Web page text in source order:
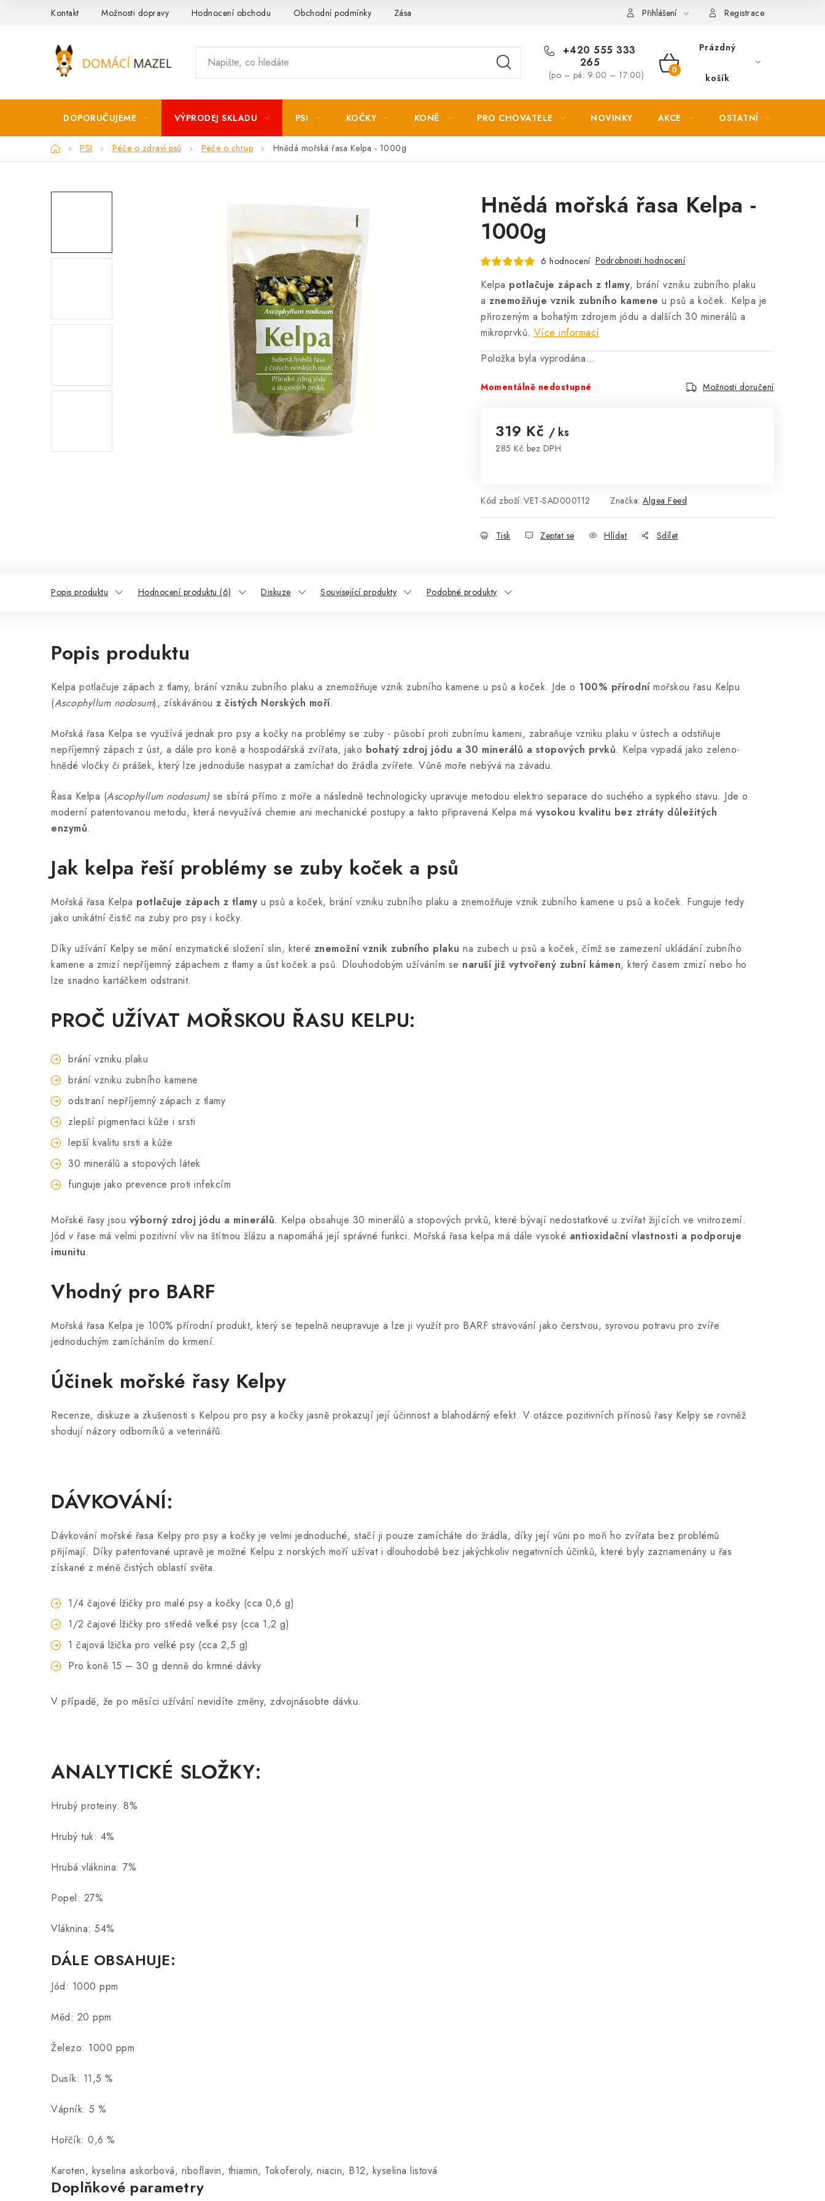
Kontakt Možnosti dopravy Hodnocení obchodu Obchodní podmínky Zásady zpracování osobních údajů Přihlášení Registrace
+420 555 333
265
(po – pá: 9:00 – 17:00)
NÁKUPNÍ
Prázdný
košík
DOPORUČUJEME VÝPRODEJ SKLADU PSI KOČKY KONĚ PRO CHOVATELE NOVINKY AKCE OSTATNÍ
DomůPSI Péče o zdraví psů Péče o chrup Hnědá mořská řasa Kelpa - 1000g
Hnědá mořská řasa Kelpa -
1000g
6 hodnocení Podrobnosti hodnocení
Kelpa potlačuje zápach z tlamy, brání vzniku zubního plaku
a znemožňuje vznik zubního kamene u psů a koček. Kelpa je
přirozeným a bohatým zdrojem jódu a dalších 30 minerálů a
mikroprvků. Více informací
Položka byla vyprodána…
Momentálně nedostupné Možnosti doručení
319 Kč / ks
285 Kč bez DPH
Kód zboží: VET-SAD000112 Značka: Algea Feed
Tisk Zeptat se Hlídat Sdílet
Popis produktu Hodnocení produktu (6) Diskuze Související produkty Podobné produkty
Popis produktu
Kelpa potlačuje zápach z tlamy, brání vzniku zubního plaku a znemožňuje vznik zubního kamene u psů a koček. Jde o 100% přírodní mořskou řasu Kelpu
(Ascophyllum nodosum), získávánou z čistých Norských moří.
Mořská řasa Kelpa se využívá jednak pro psy a kočky na problémy se zuby - působí proti zubnímu kameni, zabraňuje vzniku plaku v ústech a odstiňuje
nepříjemný zápach z úst, a dále pro koně a hospodářská zvířata, jako bohatý zdroj jódu a 30 minerálů a stopových prvků. Kelpa vypadá jako zeleno-
hnědé vločky či prášek, který lze jednoduše nasypat a zamíchat do žrádla zvířete. Vůně moře nebývá na závadu.
Řasa Kelpa (Ascophyllum nodosum)se sbírá přímo z moře a následně technologicky upravuje metodou elektro separace do suchého a sypkého stavu. Jde o
moderní patentovanou metodu, která nevyužívá chemie ani mechanické postupy a takto připravená Kelpa má vysokou kvalitu bez ztráty důležitých
enzymů.
Jak kelpa řeší problémy se zuby koček a psů
Mořská řasa Kelpa potlačuje zápach z tlamy u psů a koček, brání vzniku zubního plaku a znemožňuje vznik zubního kamene u psů a koček. Funguje tedy
jako unikátní čistič na zuby pro psy i kočky.
Díky užívání Kelpy se mění enzymatické složení slin, které znemožní vznik zubního plaku na zubech u psů a koček, čímž se zamezení ukládání zubního
kamene a zmizí nepříjemný zápachem z tlamy a úst koček a psů. Dlouhodobým užíváním se naruší již vytvořený zubní kámen, který časem zmizí nebo ho
lze snadno kartáčkem odstranit.
PROČ UŽÍVAT MOŘSKOU ŘASU KELPU:
brání vzniku plaku
brání vzniku zubního kamene
odstraní nepříjemný zápach z tlamy
zlepší pigmentaci kůže i srsti
lepší kvalitu srsti a kůže
30 minerálů a stopových látek
funguje jako prevence proti infekcím
Mořské řasy jsou výborný zdroj jódu a minerálů. Kelpa obsahuje 30 minerálů a stopových prvků, které bývají nedostatkové u zvířat žijících ve vnitrozemí.
Jód v řase má velmi pozitivní vliv na štítnou žlázu a napomáhá její správné funkci. Mořská řasa kelpa má dále vysoké antioxidační vlastnosti a podporuje
imunitu.
Vhodný pro BARF
Mořská řasa Kelpa je 100% přírodní produkt, který se tepelně neupravuje a lze ji využít pro BARF stravování jako čerstvou, syrovou potravu pro zvíře
jednoduchým zamícháním do krmení.
Účinek mořské řasy Kelpy
Recenze, diskuze a zkušenosti s Kelpou pro psy a kočky jasně prokazují její účinnost a blahodárný efekt. V otázce pozitivních přínosů řasy Kelpy se rovněž
shodují názory odborníků a veterinářů.
DÁVKOVÁNÍ:
Dávkování mořské řasa Kelpy pro psy a kočky je velmi jednoduché, stačí ji pouze zamícháte do žrádla, díky její vůni po moři ho zvířata bez problémů
přijímají. Díky patentované upravě je možné Kelpu z norských moří užívat i dlouhodobě bez jakýchkoliv negativních účinků, které byly zaznamenány u řas
získané z méně čistých oblastí světa.
1/4 čajové lžičky pro malé psy a kočky (cca 0,6 g)
1/2 čajové lžičky pro středě velké psy (cca 1,2 g)
1 čajová lžička pro velké psy (cca 2,5 g)
Pro koně 15 – 30 g denně do krmné dávky
V případě, že po měsíci užívání nevidíte změny, zdvojnásobte dávku.
ANALYTICKÉ SLOŽKY:
Hrubý proteiny: 8%
Hrubý tuk: 4%
Hrubá vláknina: 7%
Popel: 27%
Vláknina: 54%
DÁLE OBSAHUJE:
Jód: 1000 ppm
Měd: 20 ppm
Železo: 1000 ppm
Dusík: 11,5 %
Vápník: 5 %
Hořčík: 0,6 %
Karoten, kyselina askorbová, riboflavin, thiamin, Tokoferoly, niacin, B12, kyselina listová
Doplňkové parametry